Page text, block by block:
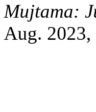
Mujtama:
Aug.